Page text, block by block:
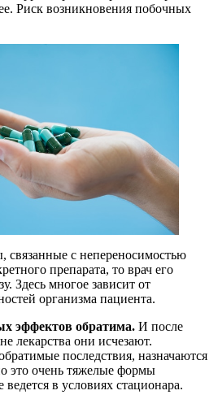
Риск возникновения побочных
связанные с непереносимостью
препарата, то врач его
Здесь многое зависит от
организма пациента.
эффектов обратима. И после
лекарства они исчезают.
последствия, назначаются
это очень тяжелые формы
в условиях стационара.